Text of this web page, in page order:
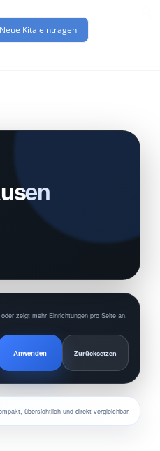
Neue Kita eintragen
zeigt mehr Einrichtungen pro Seite an.
Anwenden Zurücksetzen
übersichtlich und direkt vergleichbar